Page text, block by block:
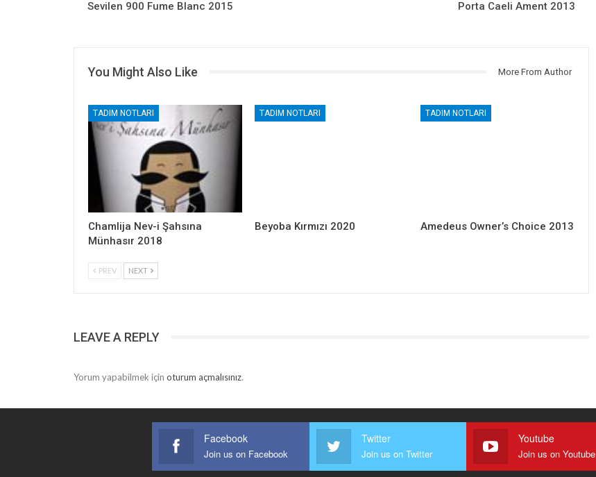
Sevilen 900 Fume Blanc 2015 Porta Caeli Ament 2013
You Might Also Like More From Author
TADIM NOTLARI
Chamlija Nev-i Şahsına
Münhasır 2018
TADIM NOTLARI
Beyoba Kırmızı 2020
TADIM NOTLARI
Amedeus Owner’s Choice 2013
PREV NEXT
LEAVE A REPLY
Yorum yapabilmek için oturum açmalısınız.
Facebook
Join us on Facebook
Twitter
Join us on Twitter
Youtube
Join us on Youtube